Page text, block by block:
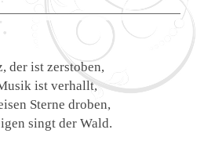
der ist zerstoben,
ist verhallt,
Sterne droben,
singt der Wald.